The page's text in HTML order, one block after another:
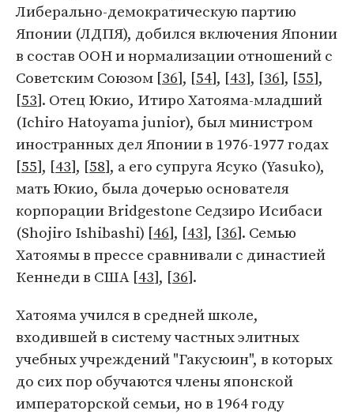
Либерально-демократическую партию
Японии (ЛДПЯ), добился включения Японии
в состав ООН и нормализации отношений с
Советским Союзом [36], [54], [43], [36], [55],
[53]. Отец Юкио, Итиро Хатояма-младший
(Ichiro Hatoyama junior), был министром
иностранных дел Японии в 1976-1977 годах
[55], [43], [58], а его супруга Ясуко (Yasuko),
мать Юкио, была дочерью основателя
корпорации Bridgestone Седзиро Исибаси
(Shojiro Ishibashi) [46], [43], [36]. Семью
Хатоямы в прессе сравнивали с династией
Кеннеди в США [43], [36].
Хатояма учился в средней школе,
входившей в систему частных элитных
учебных учреждений "Гакусюин", в которых
до сих пор обучаются члены японской
императорской семьи, но в 1964 году